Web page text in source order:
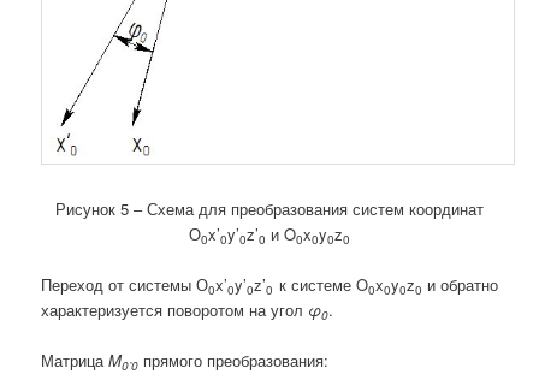
Рисунок 5 – Схема для преобразования систем координат
О0x’0y’0z’0 и O0x0y0z0
Переход от системы О0x’0y’0z’0 к системе O0x0y0z0 и обратно
характеризуется поворотом на угол φ0.
МатрицаM0’0 прямого преобразования: